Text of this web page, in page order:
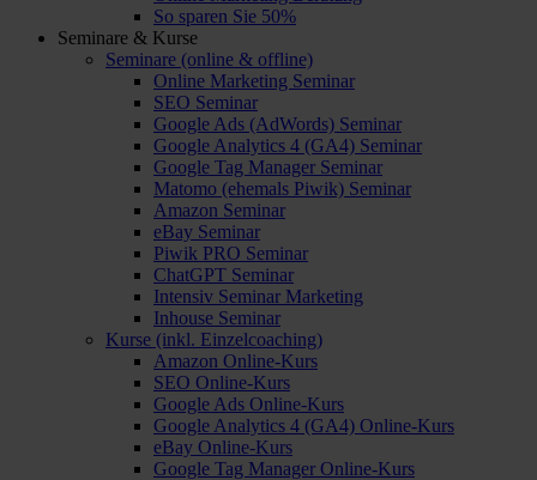
So sparen Sie 50%
Seminare & Kurse
Seminare (online & offline)
Online Marketing Seminar
SEO Seminar
Google Ads (AdWords) Seminar
Google Analytics 4 (GA4) Seminar
Google Tag Manager Seminar
Matomo (ehemals Piwik) Seminar
Amazon Seminar
eBay Seminar
Piwik PRO Seminar
ChatGPT Seminar
Intensiv Seminar Marketing
Inhouse Seminar
Kurse (inkl. Einzelcoaching)
Amazon Online-Kurs
SEO Online-Kurs
Google Ads Online-Kurs
Google Analytics 4 (GA4) Online-Kurs
eBay Online-Kurs
Google Tag Manager Online-Kurs